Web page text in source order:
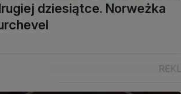
dziesiątce. Norweżka